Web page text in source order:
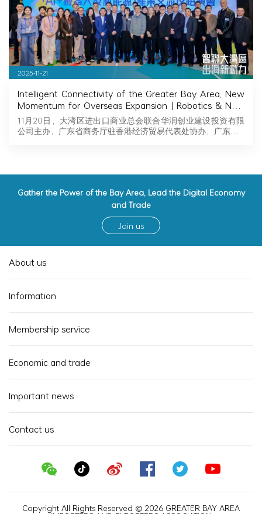
2025-11-21
Intelligent Connectivity of the Greater Bay Area, New
Momentum for Overseas Expansion | Robotics & New
Energy Industry Exchange and Roadshow Successfully
Held in Hong Kong
11月20日，大湾区进出口商业总会联合华润创业建设投资有限
公司主办，广东省商务厅驻香港经济贸易代表处协办，广东…
Gather the Power of the Bay Area, Lead the Digital Economy
and Trade
Join us
About us
Information
Membership service
Economic and trade
Important news
Contact us
Copyright All Rights Reserved © 2026 GREATER BAY AREA